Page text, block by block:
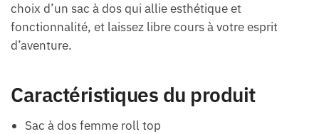
choix d’un sac à dos qui allie esthétique et
fonctionnalité, et laissez libre cours à votre esprit
d’aventure.
Caractéristiques du produit
Sac à dos femme roll top